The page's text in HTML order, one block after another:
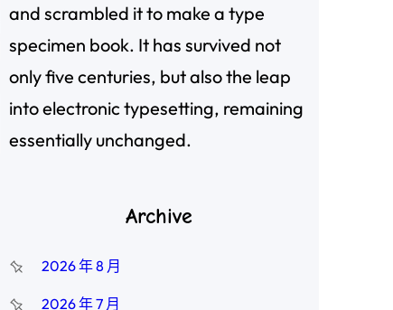
and scrambled it to make a type
specimen book. It has survived not
only five centuries, but also the leap
into electronic typesetting, remaining
essentially unchanged.
Archive
2026 年 8 月
2026 年 7 月